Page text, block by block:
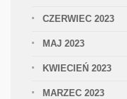
CZERWIEC 2023
MAJ 2023
KWIECIEŃ 2023
MARZEC 2023